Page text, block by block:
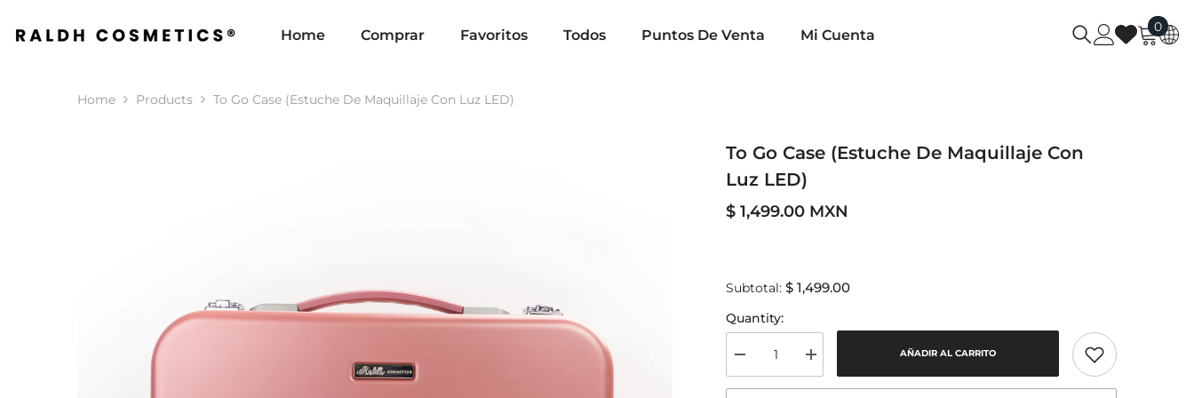
Home Comprar Favoritos Todos Puntos De Venta Mi Cuenta
00
Home Products To Go Case (Estuche De Maquillaje Con Luz LED)
To Go Case (Estuche De Maquillaje Con
Luz LED)
$ 1,499.00 MXN
Subtotal:$ 1,499.00
Quantity:
Decrease
quantity
for
Increase
quantity
for
AÑADIR AL CARRITO